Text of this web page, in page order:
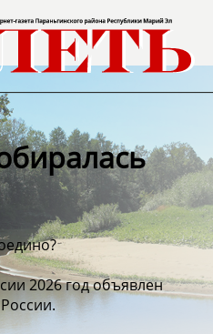
2026 год объявлен